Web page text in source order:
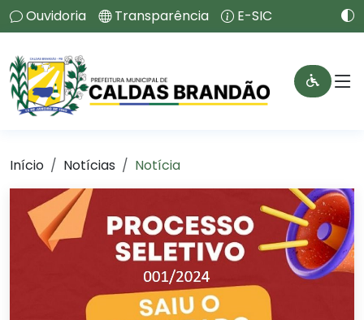
Ouvidoria Transparência E-SIC
Início Notícias Notícia